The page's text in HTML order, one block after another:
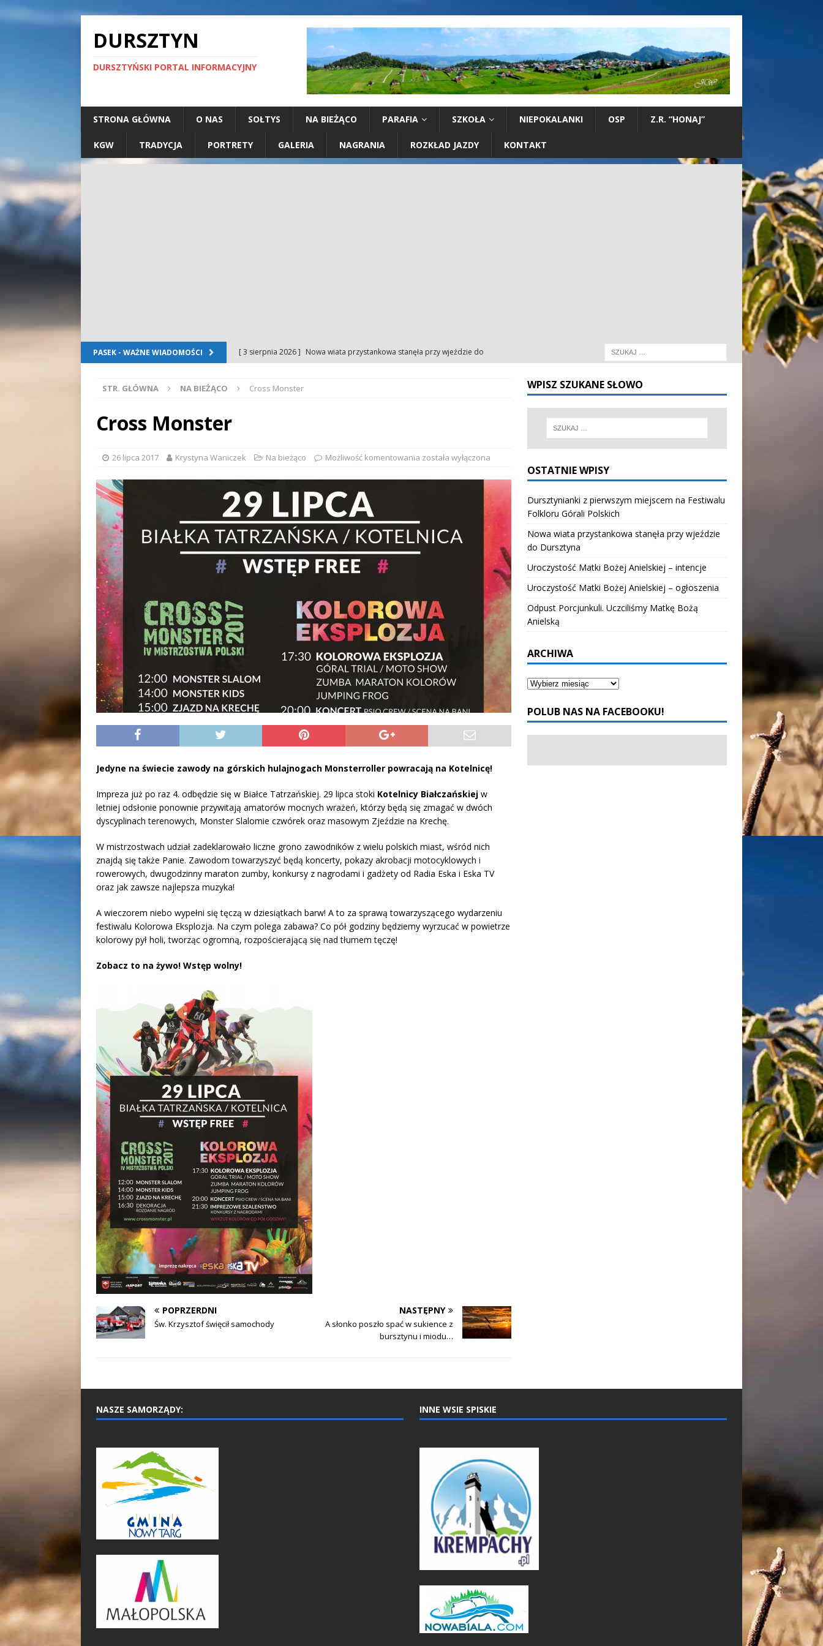
DURSZTYN
DURSZTYŃSKI PORTAL INFORMACYJNY
STRONA GŁÓWNA O NAS SOŁTYS NA BIEŻĄCO PARAFIA SZKOŁA NIEPOKALANKI OSP Z.R. “HONAJ”
KGW TRADYCJA PORTRETY GALERIA NAGRANIA ROZKŁAD JAZDY KONTAKT
PASEK - WAŻNE WIADOMOŚCI [ 3 sierpnia 2026 ] Nowa wiata przystankowa stanęła przy wjeździe do
[ 2 sierpnia 2026 ]
[ 2 sierpnia 2026 ]
Odpust Porcjunkuli. Uczciliśmy Matkę Bożą Anielską
[ 5 sierpnia 2026 ]
Dursztynianki z pierwszym miejscem na Festiwalu
Folkloru Górali Polskich
ZESPÓŁ REGIONALNY "HONAJ"
STR. GŁÓWNA NA BIEŻĄCO Cross Monster
Cross Monster
26 lipca 2017 Krystyna Waniczek Na bieżąco Możliwość komentowania została wyłączona
Jedyne na świecie zawody na górskich hulajnogach Monsterroller powracają na Kotelnicę!
Impreza już po raz 4. odbędzie się w Białce Tatrzańskiej. 29 lipca stoki Kotelnicy Białczańskiej w
letniej odsłonie ponownie przywitają amatorów mocnych wrażeń, którzy będą się zmagać w dwóch
dyscyplinach terenowych, Monster Slalomie czwórek oraz masowym Zjeździe na Krechę.
W mistrzostwach udział zadeklarowało liczne grono zawodników z wielu polskich miast, wśród nich
znajdą się także Panie. Zawodom towarzyszyć będą koncerty, pokazy akrobacji motocyklowych i
rowerowych, dwugodzinny maraton zumby, konkursy z nagrodami i gadżety od Radia Eska i Eska TV
oraz jak zawsze najlepsza muzyka!
A wieczorem niebo wypełni się tęczą w dziesiątkach barw! A to za sprawą towarzyszącego wydarzeniu
festiwalu Kolorowa Eksplozja. Na czym polega zabawa? Co pół godziny będziemy wyrzucać w powietrze
kolorowy pył holi, tworząc ogromną, rozpościerającą się nad tłumem tęczę!
Zobacz to na żywo! Wstęp wolny!
POPRZERDNI
Św. Krzysztof święcił samochody
NASTĘPNY
A słonko poszło spać w sukience z
bursztynu i miodu…
WPISZ SZUKANE SŁOWO
OSTATNIE WPISY
Dursztynianki z pierwszym miejscem na Festiwalu
Folkloru Górali Polskich
Nowa wiata przystankowa stanęła przy wjeździe
do Dursztyna
Uroczystość Matki Bożej Anielskiej – intencje
Uroczystość Matki Bożej Anielskiej – ogłoszenia
Odpust Porcjunkuli. Uczciliśmy Matkę Bożą
Anielską
ARCHIWA
POLUB NAS NA FACEBOOKU!
NASZE SAMORZĄDY: INNE WSIE SPISKIE